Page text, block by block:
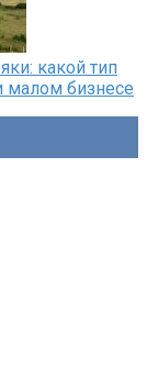
какой тип
малом бизнесе